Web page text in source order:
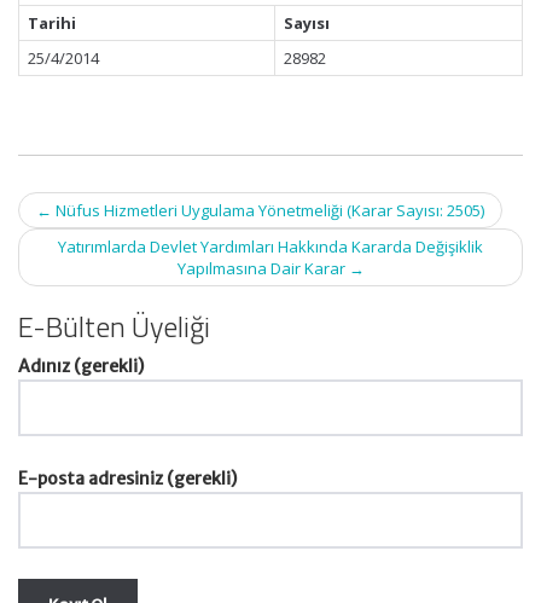
Tarihi
Sayısı
25/4/2014
28982
Post
navigation
← Nüfus Hizmetleri Uygulama Yönetmeliği (Karar Sayısı: 2505)
Yatırımlarda Devlet Yardımları Hakkında Kararda Değişiklik
Yapılmasına Dair Karar →
E-Bülten Üyeliği
Adınız (gerekli)
E-posta adresiniz (gerekli)